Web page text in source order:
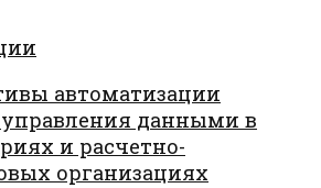
автоматизации
данными в
и расчетно-
организациях